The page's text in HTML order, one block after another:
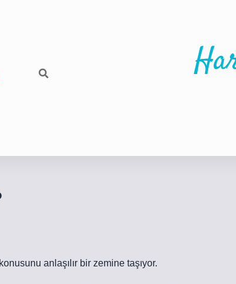
anlaşılır bir zemine taşıyor.